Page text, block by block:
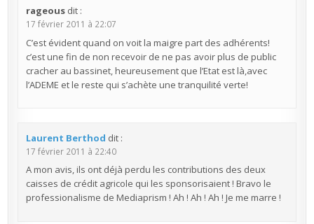
rageous dit :
17 février 2011 à 22:07
C’est évident quand on voit la maigre part des adhérents!
c’est une fin de non recevoir de ne pas avoir plus de public
cracher au bassinet, heureusement que l’Etat est là,avec
l’ADEME et le reste qui s’achète une tranquilité verte!
Laurent Berthod dit :
17 février 2011 à 22:40
A mon avis, ils ont déjà perdu les contributions des deux
caisses de crédit agricole qui les sponsorisaient ! Bravo le
professionalisme de Mediaprism ! Ah ! Ah ! Ah ! Je me marre !